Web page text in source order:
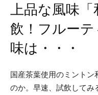
上品な風味
飲！フルー
味は・・・
国産茶葉使用のミント
のか。早速、試飲してみ